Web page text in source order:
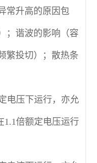
常升高的原因包
；谐波的影响（容
繁投切）；散热条
电压下运行，亦允
1.1倍额定电压运行